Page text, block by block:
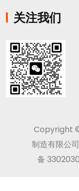
关注我们
Copyright
制造有限公
备